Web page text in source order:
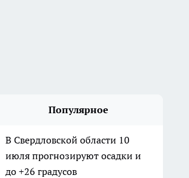
Популярное
В Свердловской области 10
июля прогнозируют осадки и
до +26 градусов